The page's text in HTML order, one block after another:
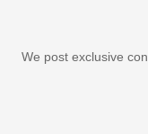
We post exclusive